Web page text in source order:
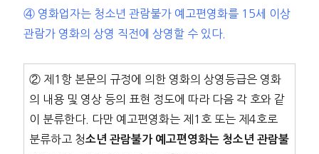
④ 영화업자는 청소년 관람불가 예고편영화를 15세 이상
관람가 영화의 상영 직전에 상영할 수 있다.
② 제1항 본문의 규정에 의한 영화의 상영등급은 영화
의 내용 및 영상 등의 표현 정도에 따라 다음 각 호와 같
이 분류한다. 다만 예고편영화는 제1호 또는 제4호로
분류하고 청소년 관람불가 예고편영화는 청소년 관람불